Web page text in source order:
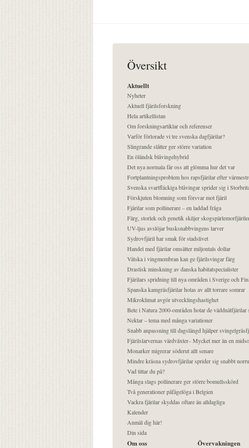
Översikt
Aktuellt
Nyheter
Aktuell fjärilsforskning
Hela artikellistan
Om forskningsartiklar och referenser
Varför förlorade vi tre svenska dagfjärilar?
Slingrande slåtter ger större variation
En öländsk blåvingehybrid
Det nya normala får oss att glömma hur det var
Fortplantningsproblem hos rapsfjärilar efter
Svenska svartfläckiga blåvingar sprider sig i
Förskjuten blomning som försvar mot fjäril
Fjärilar som pollinerare – en laddad fråga
Färg, storlek och genetik skiljer
UV-ljus avslöjar busksnabbvingens larver
Sydrovfjäril har smak för stadslivet
Handel med fjärilar omsätter miljontals dollar
Vätska i vingmembran kan ge fjärilsvingar färg
Drastisk minskning av danska habitatspecialister
Fjärilars spridning till nya områden i Sverige och
Spanska kamgräsfjärilar hotas av allt torrare somrar
Mikroklimat avgör utvecklingshastighet
Bete i Natura 2000-områden hotar de väddnätfjärilar
Nektar – tema med många variationer
Snabb anpassning till dagslängd hjälper
Fjärilslarvernas värdväxter– Mycket mer än en
Monarker migrerar söderut allt senare
Mindre kräsna sydrovfjärilar sprider sig snabbt
Vad tittar du på?
Många slags pollinerare ger större bomullsskörd
Två generationer påfågelöga i Belgien
Vackra fjärilar skyddas oftare än alldagliga
Kalender
Anmäl dig här!
Din sida
Om oss Övervakningen